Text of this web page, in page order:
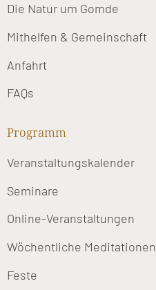
Die Natur um Gomde
Mithelfen & Gemeinschaft
Anfahrt
FAQs
Programm
Veranstaltungskalender
Seminare
Online-Veranstaltungen
Wöchentliche Meditationen
Feste